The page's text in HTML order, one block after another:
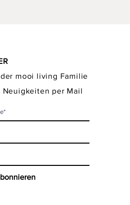
mooi living Familie
Neuigkeiten per Mail